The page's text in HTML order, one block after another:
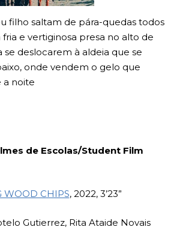
filho saltam de pára-quedas todos
fria e vertiginosa presa no alto de
deslocarem à aldeia que se
onde vendem o gelo que
a noite
de Escolas/Student Film
WOOD CHIPS, 2022, 3’23”
Gutierrez, Rita Ataide Novais